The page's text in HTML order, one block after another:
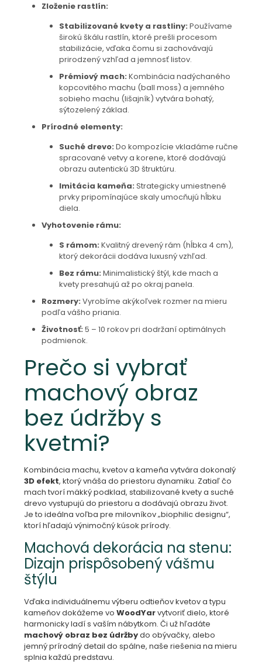
Zloženie rastlín:
Stabilizované kvety a rastliny: Používame
širokú škálu rastlín, ktoré prešli procesom
stabilizácie, vďaka čomu si zachovávajú
prirodzený vzhľad a jemnosť listov.
Prémiový mach: Kombinácia nadýchaného
kopcovitého machu (ball moss) a jemného
sobieho machu (lišajník) vytvára bohatý,
sýtozelený základ.
Prírodné elementy:
Suché drevo: Do kompozície vkladáme ručne
spracované vetvy a korene, ktoré dodávajú
obrazu autentickú 3D štruktúru.
Imitácia kameňa: Strategicky umiestnené
prvky pripomínajúce skaly umocňujú hĺbku
diela.
Vyhotovenie rámu:
S rámom: Kvalitný drevený rám (hĺbka 4 cm),
ktorý dekorácii dodáva luxusný vzhľad.
Bez rámu: Minimalistický štýl, kde mach a
kvety presahujú až po okraj panela.
Rozmery: Vyrobíme akýkoľvek rozmer na mieru
podľa vášho priania.
Životnosť: 5 – 10 rokov pri dodržaní optimálnych
podmienok.
Prečo si vybrať
machový obraz
bez údržby s
kvetmi?
Kombinácia machu, kvetov a kameňa vytvára dokonalý
3D efekt, ktorý vnáša do priestoru dynamiku. Zatiaľ čo
mach tvorí mäkký podklad, stabilizované kvety a suché
drevo vystupujú do priestoru a dodávajú obrazu život.
Je to ideálna voľba pre milovníkov „biophilic designu“,
ktorí hľadajú výnimočný kúsok prírody.
Machová dekorácia na stenu:
Dizajn prispôsobený vášmu
štýlu
Vďaka individuálnemu výberu odtieňov kvetov a typu
kameňov dokážeme vo WoodYarvytvoriť dielo, ktoré
harmonicky ladí s vaším nábytkom. Či už hľadáte
machový obraz bez údržbydo obývačky, alebo
jemný prírodný detail do spálne, naše riešenia na mieru
splnia každú predstavu.